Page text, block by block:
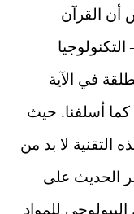
أن القرآن
في الآية
كما أسلفنا. حيث
التقنية لا بد من
الحديث على
للمواد